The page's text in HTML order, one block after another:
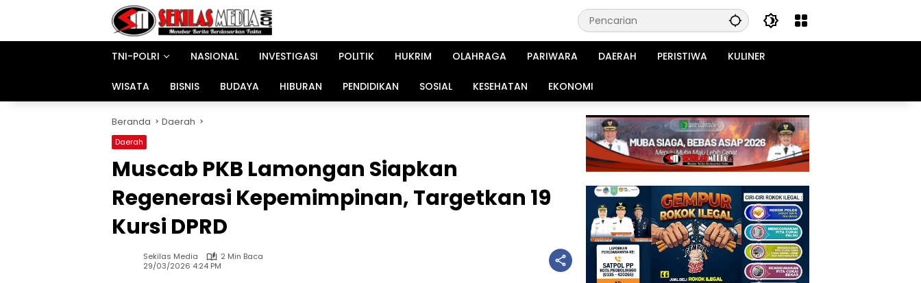
TNI-POLRI
NASIONAL INVESTIGASI POLITIK HUKRIM OLAHRAGA PARIWARA DAERAH PERISTIWA KULINER
WISATA BISNIS BUDAYA HIBURAN PENDIDIKAN SOSIAL KESEHATAN EKONOMI
Beranda Daerah
Daerah
Muscab PKB Lamongan Siapkan
Regenerasi Kepemimpinan, Targetkan 19
Kursi DPRD
Sekilas Media
2 Min Baca
29/03/2026 4:24 PM